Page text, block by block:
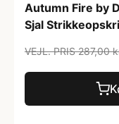
Autumn Fire by
Sjal
VEJL. PRIS 287,00